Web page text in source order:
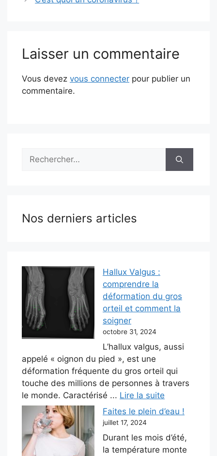
Laisser un commentaire
Vous devez vous connecter pour publier un
commentaire.
Rechercher :
Nos derniers articles
Hallux Valgus :
comprendre la
déformation du gros
orteil et comment la
soigner
octobre 31, 2024
L’hallux valgus, aussi
appelé « oignon du pied », est une
déformation fréquente du gros orteil qui
touche des millions de personnes à travers
le monde. Caractérisé ... Lire la suite
Faites le plein d’eau !
juillet 17, 2024
Durant les mois d’été,
la température monte